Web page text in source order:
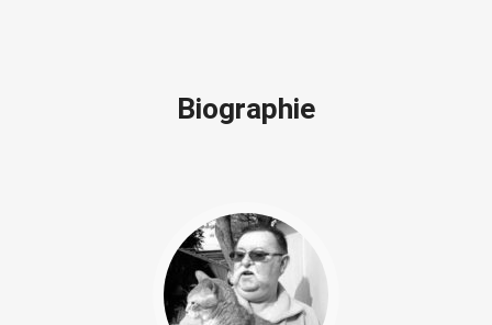
Biographie